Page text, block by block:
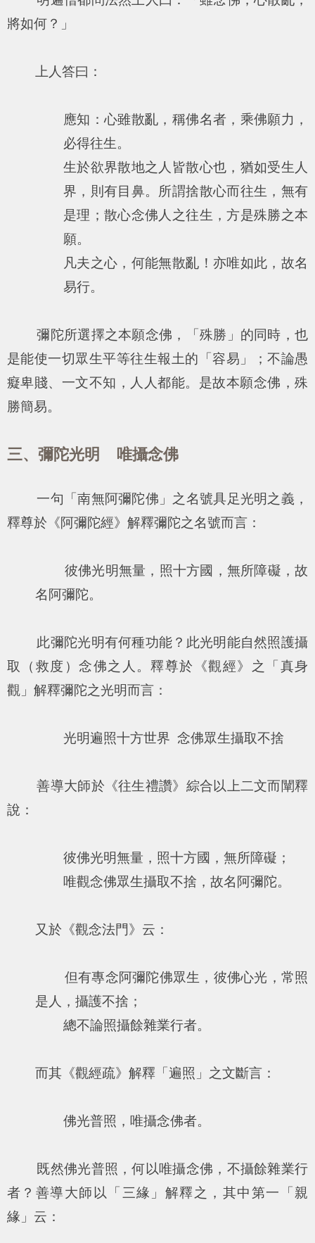
將如何？」
上人答曰：
應知：心雖散亂，稱佛名者，乘佛願力，
必得往生。
生於欲界散地之人皆散心也，猶如受生人
界，則有目鼻。所謂捨散心而往生，無有
是理；散心念佛人之往生，方是殊勝之本
願。
凡夫之心，何能無散亂！亦唯如此，故名
易行。
彌陀所選擇之本願念佛，「殊勝」的同時，也
是能使一切眾生平等往生報土的「容易」；不論愚
癡卑賤、一文不知，人人都能。是故本願念佛，殊
勝簡易。
三、彌陀光明 唯攝念佛
一句「南無阿彌陀佛」之名號具足光明之義，
釋尊於《阿彌陀經》解釋彌陀之名號而言：
彼佛光明無量，照十方國，無所障礙，故
名阿彌陀。
此彌陀光明有何種功能？此光明能自然照護攝
取（救度）念佛之人。釋尊於《觀經》之「真身
觀」解釋彌陀之光明而言：
光明遍照十方世界 念佛眾生攝取不捨
善導大師於《往生禮讚》綜合以上二文而闡釋
說：
彼佛光明無量，照十方國，無所障礙；
唯觀念佛眾生攝取不捨，故名阿彌陀。
又於《觀念法門》云：
但有專念阿彌陀佛眾生，彼佛心光，常照
是人，攝護不捨；
總不論照攝餘雜業行者。
而其《觀經疏》解釋「遍照」之文斷言：
佛光普照，唯攝念佛者。
既然佛光普照，何以唯攝念佛，不攝餘雜業行
者？善導大師以「三緣」解釋之，其中第一「親
緣」云：